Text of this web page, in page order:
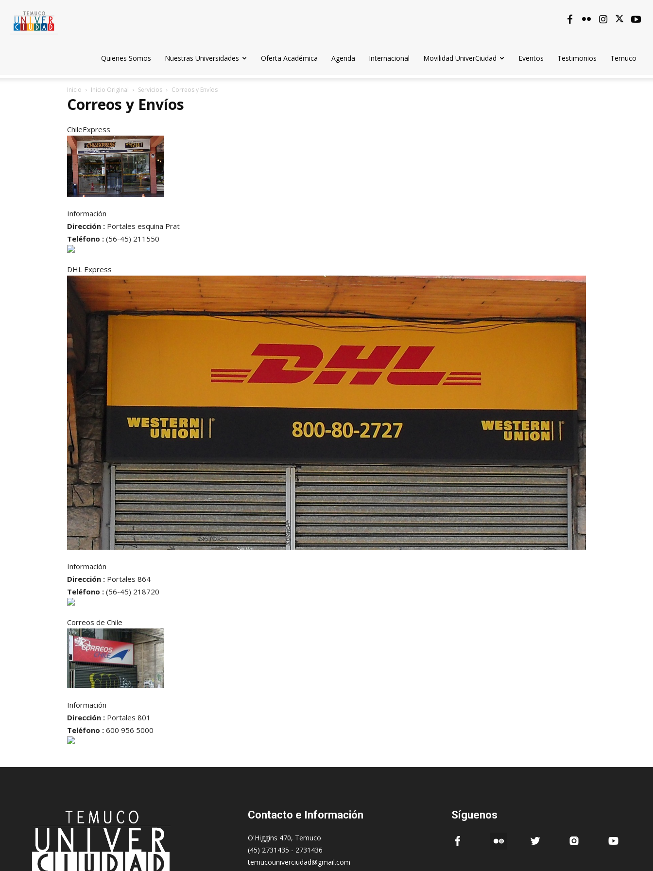
Quienes Somos Nuestras Universidades Oferta Académica Agenda Internacional Movilidad UniverCiudad Eventos Testimonios Temuco
Inicio Inicio Original Servicios Correos y Envíos
Correos y Envíos
ChileExpress
Información
Dirección : Portales esquina Prat
Teléfono : (56-45) 211550
DHL Express
Información
Dirección : Portales 864
Teléfono : (56-45) 218720
Correos de Chile
Información
Dirección : Portales 801
Teléfono : 600 956 5000
Contacto e Información
O'Higgins 470, Temuco
(45) 2731435 - 2731436
temucouniverciudad@gmail.com
Síguenos